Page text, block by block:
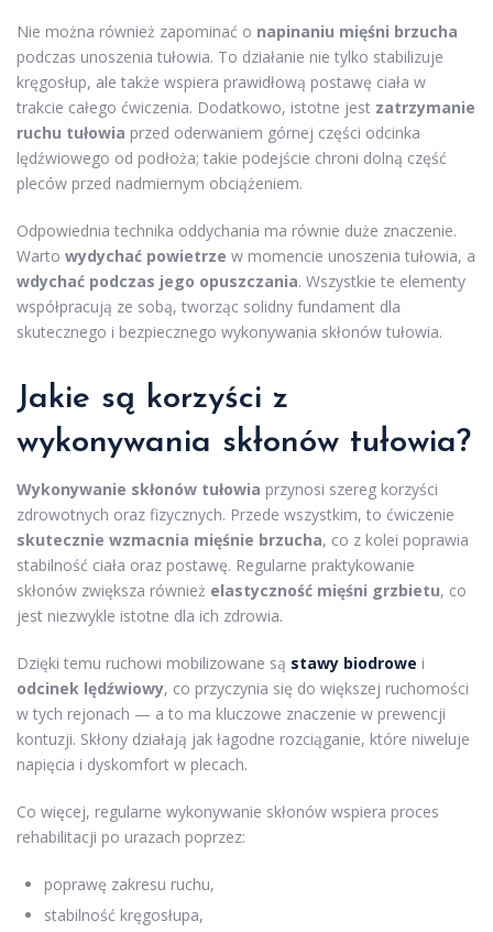
Nie można również zapominać o napinaniu mięśni brzucha
podczas unoszenia tułowia. To działanie nie tylko stabilizuje
kręgosłup, ale także wspiera prawidłową postawę ciała w
trakcie całego ćwiczenia. Dodatkowo, istotne jest zatrzymanie
ruchu tułowia przed oderwaniem górnej części odcinka
lędźwiowego od podłoża; takie podejście chroni dolną część
pleców przed nadmiernym obciążeniem.
Odpowiednia technika oddychania ma równie duże znaczenie.
Warto wydychać powietrze w momencie unoszenia tułowia, a
wdychać podczas jego opuszczania. Wszystkie te elementy
współpracują ze sobą, tworząc solidny fundament dla
skutecznego i bezpiecznego wykonywania skłonów tułowia.
Jakie są korzyści z
wykonywania skłonów tułowia?
Wykonywanie skłonów tułowia przynosi szereg korzyści
zdrowotnych oraz fizycznych. Przede wszystkim, to ćwiczenie
skutecznie wzmacnia mięśnie brzucha, co z kolei poprawia
stabilność ciała oraz postawę. Regularne praktykowanie
skłonów zwiększa również elastyczność mięśni grzbietu, co
jest niezwykle istotne dla ich zdrowia.
Dzięki temu ruchowi mobilizowane są stawy biodrowe i
odcinek lędźwiowy, co przyczynia się do większej ruchomości
w tych rejonach — a to ma kluczowe znaczenie w prewencji
kontuzji. Skłony działają jak łagodne rozciąganie, które niweluje
napięcia i dyskomfort w plecach.
Co więcej, regularne wykonywanie skłonów wspiera proces
rehabilitacji po urazach poprzez:
poprawę zakresu ruchu,
stabilność kręgosłupa,